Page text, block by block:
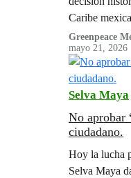
Caribe
Greenpeace
mayo 21, 2026
Selva Maya
No aprobar
ciudadano.
Hoy la lucha
Selva Maya